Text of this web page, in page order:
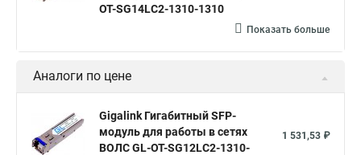
OT-SG14LC2-1310-1310
Показать больше
Аналоги по цене
Gigalink Гигабитный SFP-
модуль для работы в сетях
ВОЛС GL-OT-SG12LC2-1310-
1 531,53 ₽